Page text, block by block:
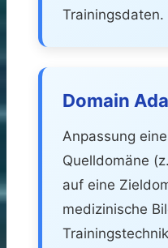
Trainingsdaten.
Domain
Anpassung
Quelldomäne
auf eine
medizinische